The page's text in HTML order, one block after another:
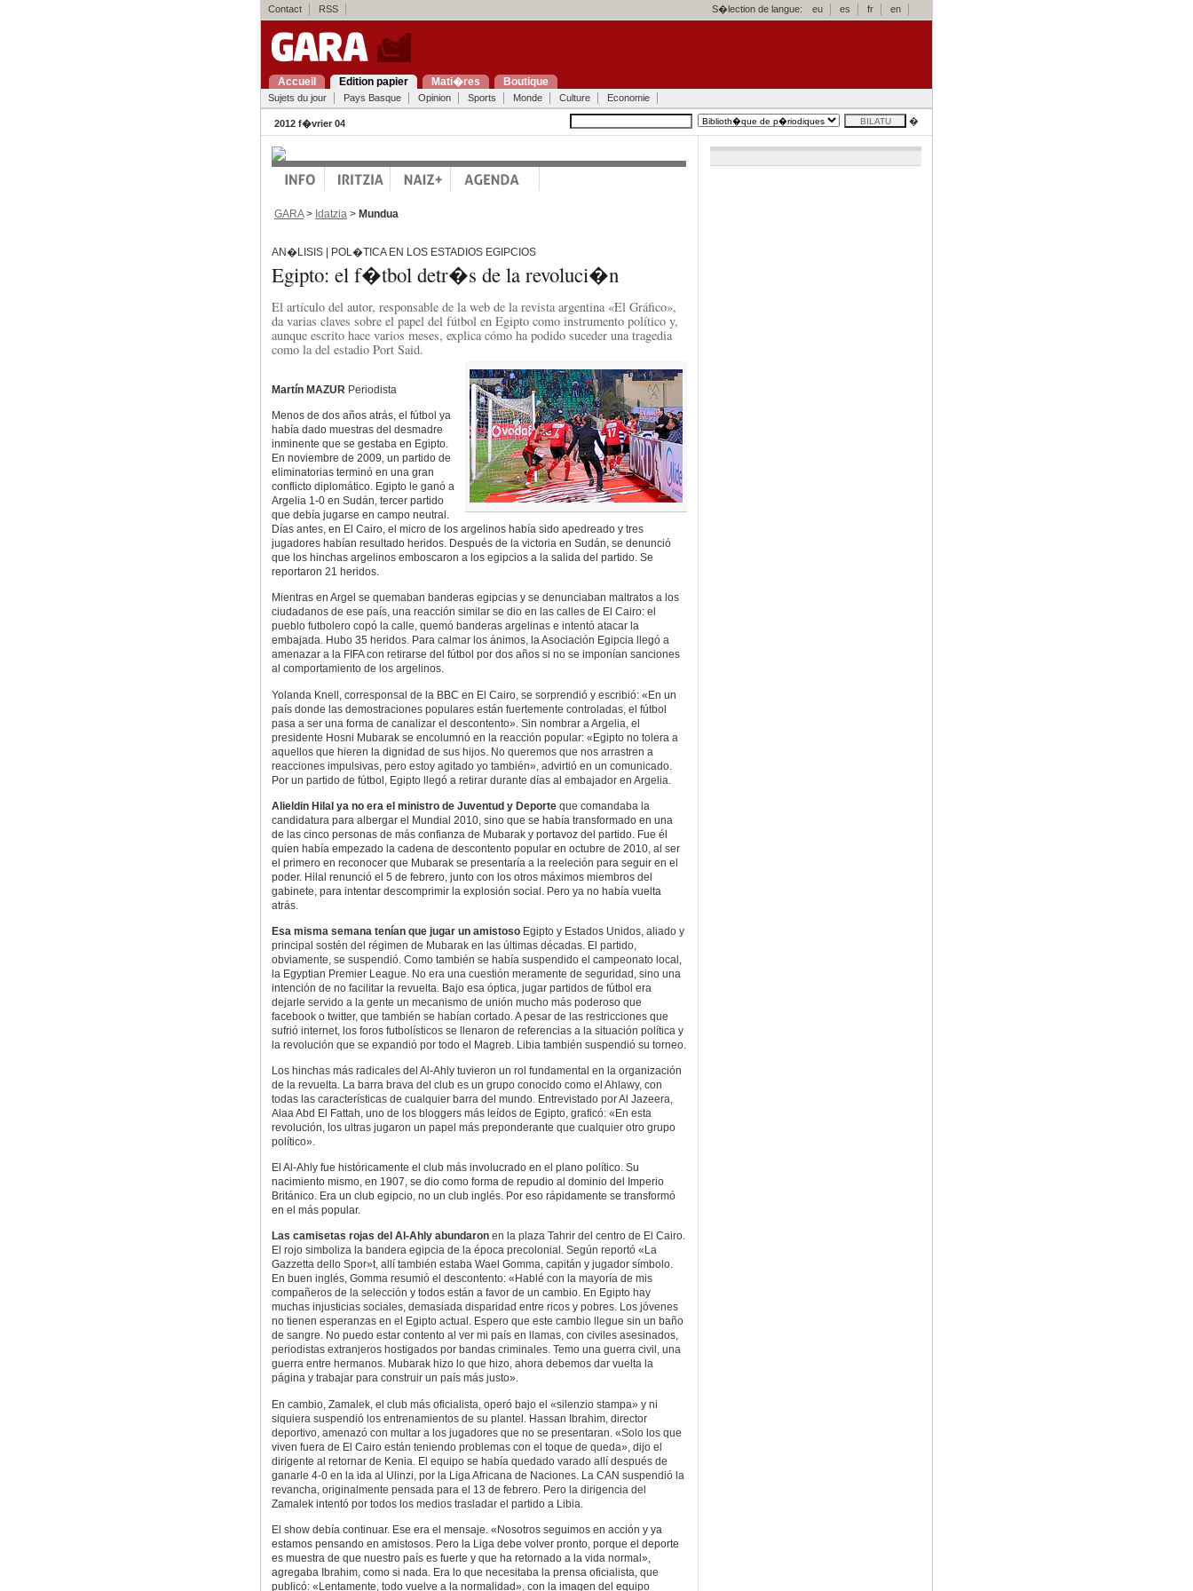
Contact RSS S�lection de langue: eu es fr en
Accueil Edition papier Mati�res Boutique
Sujets du jour Pays Basque Opinion Sports Monde Culture Economie
2012 f�vrier 04 �
GARA> Idatzia > Mundua
AN�LISIS | POL�TICA EN LOS ESTADIOS EGIPCIOS
Egipto: el f�tbol detr�s de la revoluci�n
El artículo del autor, responsable de la web de la revista argentina «El Gráfico»,
da varias claves sobre el papel del fútbol en Egipto como instrumento político y,
aunque escrito hace varios meses, explica cómo ha podido suceder una tragedia
como la del estadio Port Said.
Martín MAZURPeriodista
Menos de dos años atrás, el fútbol ya
había dado muestras del desmadre
inminente que se gestaba en Egipto.
En noviembre de 2009, un partido de
eliminatorias terminó en una gran
conflicto diplomático. Egipto le ganó a
Argelia 1-0 en Sudán, tercer partido
que debía jugarse en campo neutral.
Días antes, en El Cairo, el micro de los argelinos había sido apedreado y tres
jugadores habían resultado heridos. Después de la victoria en Sudán, se denunció
que los hinchas argelinos emboscaron a los egipcios a la salida del partido. Se
reportaron 21 heridos.
Mientras en Argel se quemaban banderas egipcias y se denunciaban maltratos a los
ciudadanos de ese país, una reacción similar se dio en las calles de El Cairo: el
pueblo futbolero copó la calle, quemó banderas argelinas e intentó atacar la
embajada. Hubo 35 heridos. Para calmar los ánimos, la Asociación Egipcia llegó a
amenazar a la FIFA con retirarse del fútbol por dos años si no se imponían sanciones
al comportamiento de los argelinos.
Yolanda Knell, corresponsal de la BBC en El Cairo, se sorprendió y escribió: «En un
país donde las demostraciones populares están fuertemente controladas, el fútbol
pasa a ser una forma de canalizar el descontento». Sin nombrar a Argelia, el
presidente Hosni Mubarak se encolumnó en la reacción popular: «Egipto no tolera a
aquellos que hieren la dignidad de sus hijos. No queremos que nos arrastren a
reacciones impulsivas, pero estoy agitado yo también», advirtió en un comunicado.
Por un partido de fútbol, Egipto llegó a retirar durante días al embajador en Argelia.
Alieldin Hilal ya no era el ministro de Juventud y Deporteque comandaba la
candidatura para albergar el Mundial 2010, sino que se había transformado en una
de las cinco personas de más confianza de Mubarak y portavoz del partido. Fue él
quien había empezado la cadena de descontento popular en octubre de 2010, al ser
el primero en reconocer que Mubarak se presentaría a la reeleción para seguir en el
poder. Hilal renunció el 5 de febrero, junto con los otros máximos miembros del
gabinete, para intentar descomprimir la explosión social. Pero ya no había vuelta
atrás.
Esa misma semana tenían que jugar un amistosoEgipto y Estados Unidos, aliado y
principal sostén del régimen de Mubarak en las últimas décadas. El partido,
obviamente, se suspendió. Como también se había suspendido el campeonato local,
la Egyptian Premier League. No era una cuestión meramente de seguridad, sino una
intención de no facilitar la revuelta. Bajo esa óptica, jugar partidos de fútbol era
dejarle servido a la gente un mecanismo de unión mucho más poderoso que
facebook o twitter, que también se habían cortado. A pesar de las restricciones que
sufrió internet, los foros futbolísticos se llenaron de referencias a la situación política y
la revolución que se expandió por todo el Magreb. Libia también suspendió su torneo.
Los hinchas más radicales del Al-Ahly tuvieron un rol fundamental en la organización
de la revuelta. La barra brava del club es un grupo conocido como el Ahlawy, con
todas las características de cualquier barra del mundo. Entrevistado por Al Jazeera,
Alaa Abd El Fattah, uno de los bloggers más leídos de Egipto, graficó: «En esta
revolución, los ultras jugaron un papel más preponderante que cualquier otro grupo
político».
El Al-Ahly fue históricamente el club más involucrado en el plano político. Su
nacimiento mismo, en 1907, se dio como forma de repudio al dominio del Imperio
Británico. Era un club egipcio, no un club inglés. Por eso rápidamente se transformó
en el más popular.
Las camisetas rojas del Al-Ahly abundaronen la plaza Tahrir del centro de El Cairo.
El rojo simboliza la bandera egipcia de la época precolonial. Según reportó «La
Gazzetta dello Spor»t, allí también estaba Wael Gomma, capitán y jugador símbolo.
En buen inglés, Gomma resumió el descontento: «Hablé con la mayoría de mis
compañeros de la selección y todos están a favor de un cambio. En Egipto hay
muchas injusticias sociales, demasiada disparidad entre ricos y pobres. Los jóvenes
no tienen esperanzas en el Egipto actual. Espero que este cambio llegue sin un baño
de sangre. No puedo estar contento al ver mi país en llamas, con civiles asesinados,
periodistas extranjeros hostigados por bandas criminales. Temo una guerra civil, una
guerra entre hermanos. Mubarak hizo lo que hizo, ahora debemos dar vuelta la
página y trabajar para construir un país más justo».
En cambio, Zamalek, el club más oficialista, operó bajo el «silenzio stampa» y ni
siquiera suspendió los entrenamientos de su plantel. Hassan Ibrahim, director
deportivo, amenazó con multar a los jugadores que no se presentaran. «Solo los que
viven fuera de El Cairo están teniendo problemas con el toque de queda», dijo el
dirigente al retornar de Kenia. El equipo se había quedado varado allí después de
ganarle 4-0 en la ida al Ulinzi, por la Liga Africana de Naciones. La CAN suspendió la
revancha, originalmente pensada para el 13 de febrero. Pero la dirigencia del
Zamalek intentó por todos los medios trasladar el partido a Libia.
El show debía continuar. Ese era el mensaje. «Nosotros seguimos en acción y ya
estamos pensando en amistosos. Pero la Liga debe volver pronto, porque el deporte
es muestra de que nuestro país es fuerte y que ha retornado a la vida normal»,
agregaba Ibrahim, como si nada. Era lo que necesitaba la prensa oficialista, que
publicó: «Lentamente, todo vuelve a la normalidad», con la imagen del equipo